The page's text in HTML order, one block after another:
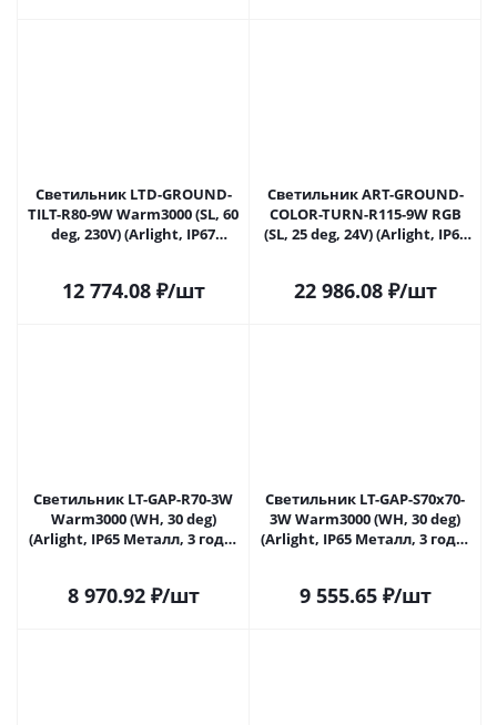
Светильник LTD-GROUND-
TILT-R80-9W Warm3000 (SL, 60
deg, 230V) (Arlight, IP67
12 774.08₽/шт
Светильник ART-GROUND-
COLOR-TURN-R115-9W RGB
(SL, 25 deg, 24V) (Arlight, IP67
22 986.08₽/шт
Светильник LT-GAP-R70-3W
Warm3000 (WH, 30 deg)
(Arlight, IP65 Металл, 3 года)
8 970.92₽/шт
Светильник LT-GAP-S70x70-
3W Warm3000 (WH, 30 deg)
(Arlight, IP65 Металл, 3 года)
9 555.65₽/шт